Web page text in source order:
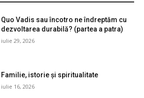
Quo Vadis sau încotro ne îndreptăm cu
dezvoltarea durabilă? (partea a patra)
iulie 29, 2026
Familie, istorie și spiritualitate
iulie 16, 2026